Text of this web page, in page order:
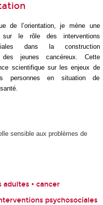
de l’orientation, je mène une
sur le rôle des interventions
dans la construction
des jeunes cancéreux. Cette
scientifique sur les enjeux de
personnes en situation de
sensible aux problèmes de
• cancer
psychosociales